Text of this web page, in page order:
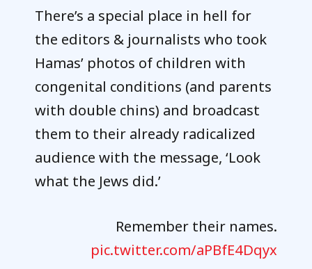
There’s a special place in hell for
the editors & journalists who took
Hamas’ photos of children with
congenital conditions (and parents
with double chins) and broadcast
them to their already radicalized
audience with the message, ‘Look
what the Jews did.’
Remember their names.
pic.twitter.com/aPBfE4Dqyx